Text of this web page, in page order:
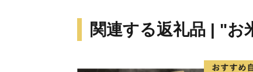
関連する返礼品 | "お